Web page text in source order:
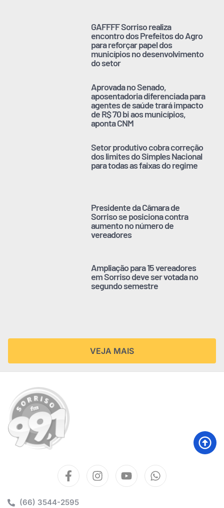
GAFFFF Sorriso realiza
encontro dos Prefeitos do Agro
para reforçar papel dos
municípios no desenvolvimento
do setor
Aprovada no Senado,
aposentadoria diferenciada para
agentes de saúde trará impacto
de R$ 70 bi aos municípios,
aponta CNM
Setor produtivo cobra correção
dos limites do Simples Nacional
para todas as faixas do regime
Presidente da Câmara de
Sorriso se posiciona contra
aumento no número de
vereadores
Ampliação para 15 vereadores
em Sorriso deve ser votada no
segundo semestre
VEJA MAIS
(66) 3544-2595